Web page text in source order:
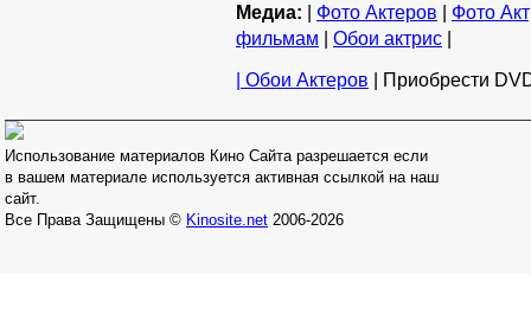
Медиа: | Фото Актеров | Фото
фильмам | Обои актрис |
| Обои Актеров | Приобрести
Использование материалов Кино Сайта разрешается если
в вашем материале используется активная ссылкой на наш
сайт.
Все Права Защищены © Kinosite.net 2006-2026